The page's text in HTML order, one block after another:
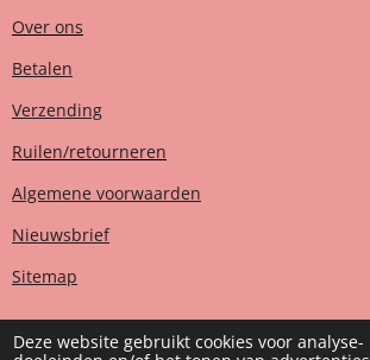
Deze website gebruikt cookies voor analyse-
Over ons
Betalen
Verzending
Ruilen/retourneren
Algemene voorwaarden
Nieuwsbrief
Sitemap